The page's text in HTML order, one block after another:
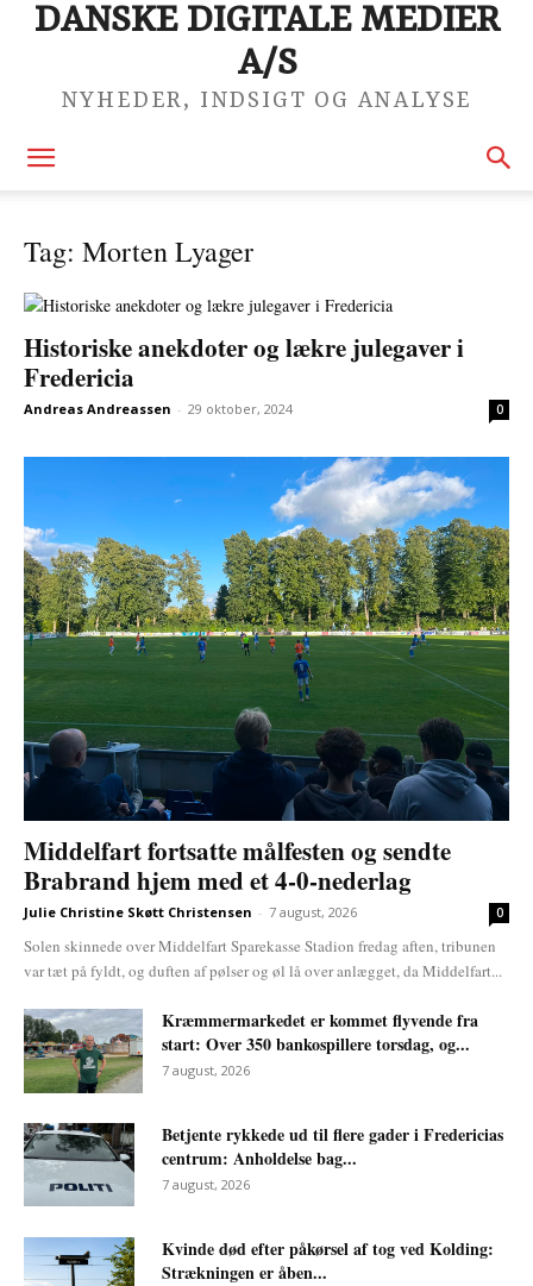
DANSKE DIGITALE MEDIER
A/S
NYHEDER, INDSIGT OG ANALYSE
Tag: Morten Lyager
Historiske anekdoter og lækre julegaver i
Fredericia
Andreas Andreassen - 29 oktober, 2024 0
Middelfart fortsatte målfesten og sendte
Brabrand hjem med et 4-0-nederlag
Julie Christine Skøtt Christensen - 7 august, 2026 0
Solen skinnede over Middelfart Sparekasse Stadion fredag aften, tribunen
var tæt på fyldt, og duften af pølser og øl lå over anlægget, da Middelfart...
Kræmmermarkedet er kommet flyvende fra
start: Over 350 bankospillere torsdag, og...
7 august, 2026
Betjente rykkede ud til flere gader i Fredericias
centrum: Anholdelse bag...
7 august, 2026
Kvinde død efter påkørsel af tog ved Kolding:
Strækningen er åben...